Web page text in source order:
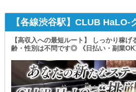
【各線渋谷駅】CLUB HaLO-
【高収入への最短ルート】 しっかり稼
齢・性別は不問です◎ 《日払い・副業OK